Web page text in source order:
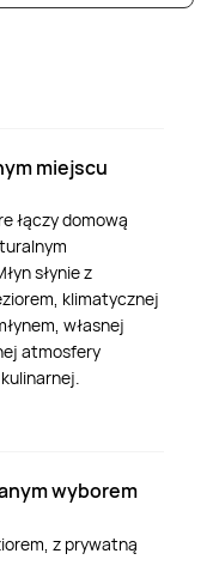
miejscu
łączy domową
słynie z
klimatycznej
własnej
atmosfery
wyborem
z prywatną